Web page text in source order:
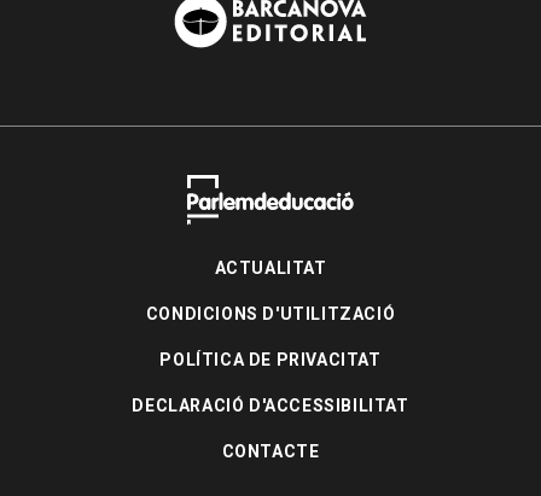
ACTUALITAT
CONDICIONS D'UTILITZACIÓ
POLÍTICA DE PRIVACITAT
DECLARACIÓ D'ACCESSIBILITAT
CONTACTE